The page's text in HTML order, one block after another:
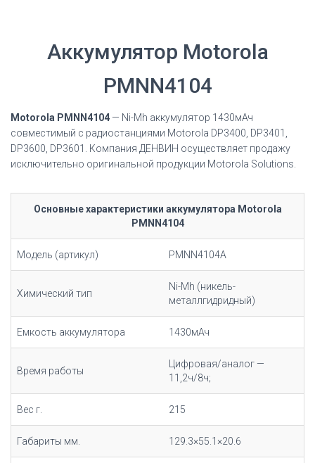
Аккумулятор Motorola
PMNN4104
Motorola PMNN4104 — Ni-Mh аккумулятор 1430мАч
совместимый с радиостанциями Motorola DP3400, DP3401,
DP3600, DP3601
. Компания ДЕНВИН осуществляет продажу
исключительно оригинальной продукции Motorola Solutions.
Основные характеристики аккумулятора Motorola
PMNN4104
Модель (артикул) PMNN4104A
Химический тип
Ni-Mh (никель-
металлгидридный)
Емкость аккумулятора 1430мАч
Время работы
Цифровая/аналог —
11,2ч/8ч;
Вес г. 215
Габариты мм. 129.3×55.1×20.6